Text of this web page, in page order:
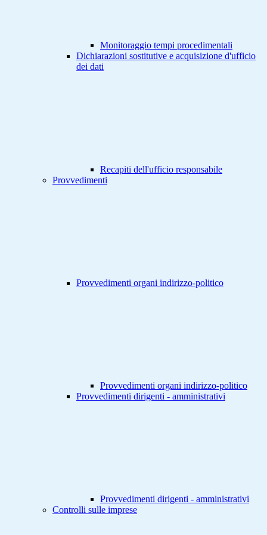
Monitoraggio tempi procedimentali
Dichiarazioni sostitutive e acquisizione d'ufficio
dei dati
Recapiti dell'ufficio responsabile
Provvedimenti
Provvedimenti organi indirizzo-politico
Provvedimenti organi indirizzo-politico
Provvedimenti dirigenti - amministrativi
Provvedimenti dirigenti - amministrativi
Controlli sulle imprese